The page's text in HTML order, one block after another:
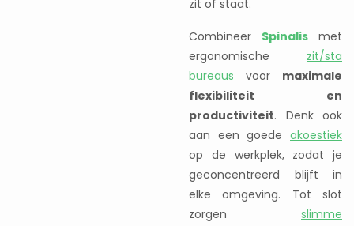
zit of staat.
Combineer Spinalis met
ergonomische zit/sta
bureaus voor maximale
flexibiliteit en
productiviteit. Denk ook
aan een goede akoestiek
op de werkplek, zodat je
geconcentreerd blijft in
elke omgeving. Tot slot
zorgen slimme